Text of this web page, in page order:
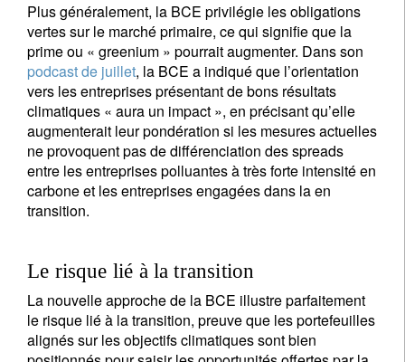
Plus généralement, la BCE privilégie les obligations
vertes sur le marché primaire, ce qui signifie que la
prime ou « greenium » pourrait augmenter. Dans son
podcast de juillet, la BCE a indiqué que l’orientation
vers les entreprises présentant de bons résultats
climatiques « aura un impact », en précisant qu’elle
augmenterait leur pondération si les mesures actuelles
ne provoquent pas de différenciation des spreads
entre les entreprises polluantes à très forte intensité en
carbone et les entreprises engagées dans la en
transition.
Le risque lié à la transition
La nouvelle approche de la BCE illustre parfaitement
le risque lié à la transition, preuve que les portefeuilles
alignés sur les objectifs climatiques sont bien